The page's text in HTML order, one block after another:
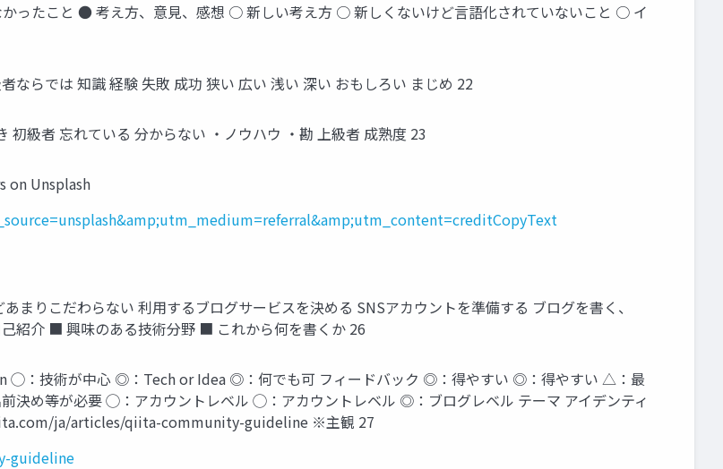
ったこと ● 考え方、意見、感想 ○ 新しい考え方 ○ 新しくないけど言語化されていないこと ○ イ
ならでは 知識 経験 失敗 成功 狭い 広い 浅い 深い おもしろい まじめ 22
級者 忘れている 分からない ・ノウハウ ・勘 上級者 成熟度 23
on Unsplash
りこだわらない 利用するブログサービスを決める SNSアカウントを準備する ブログを書く、
紹介 ■ 興味のある技術分野 ■ これから何を書くか 26
◯：技術が中心 ◎：Tech or Idea ◎：何でも可 フィードバック ◎：得やすい ◎：得やすい △：最
め等が必要 ◯：アカウントレベル ◯：アカウントレベル ◎：ブログレベル テーマ アイデンティ
ja/articles/qiita-community-guideline ※主観 27
guideline